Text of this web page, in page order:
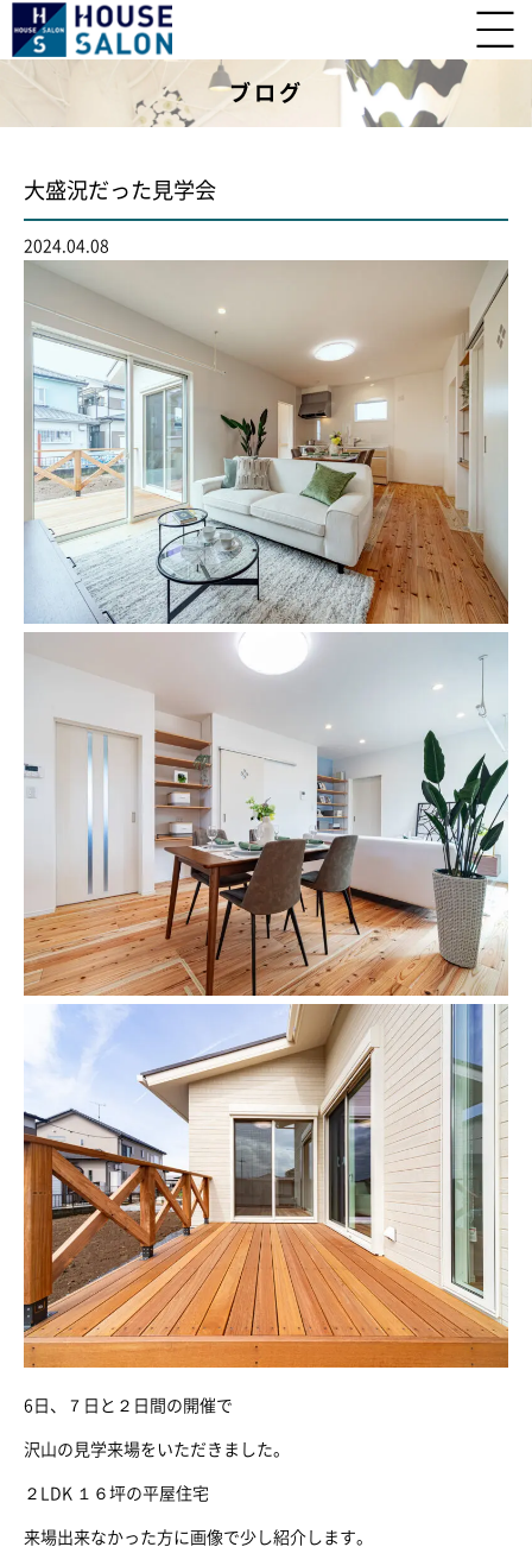
ブログ
大盛況だった見学会
2024.04.08
6日、７日と２日間の開催で
沢山の見学来場をいただきました。
２LDK １６坪の平屋住宅
来場出来なかった方に画像で少し紹介します。